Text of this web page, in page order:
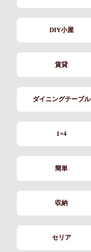
DIY小屋
賃貸
ダイニングテーブル
1×4
簡単
収納
セリア